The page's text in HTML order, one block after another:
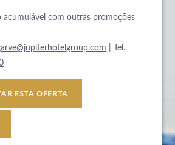
acumulável com outras promoções
| Tel.
ESTA OFERTA